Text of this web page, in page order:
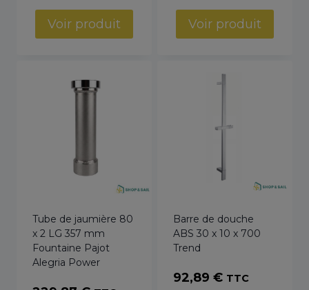
Voir produit Voir produit
Tube de jaumière 80
x 2 LG 357 mm
Fountaine Pajot
Alegria Power
Barre de douche
ABS 30 x 10 x 700
Trend
92,89 € TTC